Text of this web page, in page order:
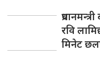
रवि
मिनेट